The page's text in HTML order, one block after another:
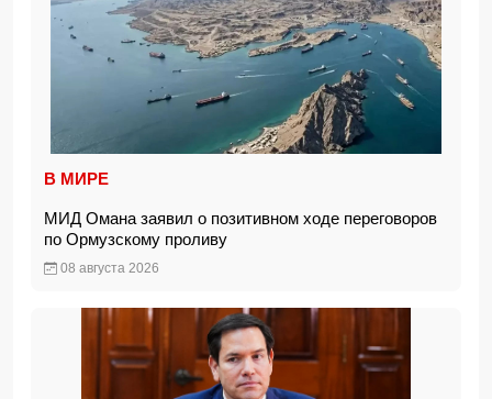
В МИРЕ
МИД Омана заявил о позитивном ходе переговоров
по Ормузскому проливу
08 августа 2026